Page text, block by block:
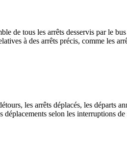
de tous les arrêts desservis par le
à des arrêts précis, comme les
les arrêts déplacés, les départs
selon les interruptions de